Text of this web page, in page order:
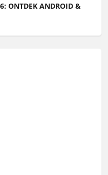
ONTDEK ANDROID &